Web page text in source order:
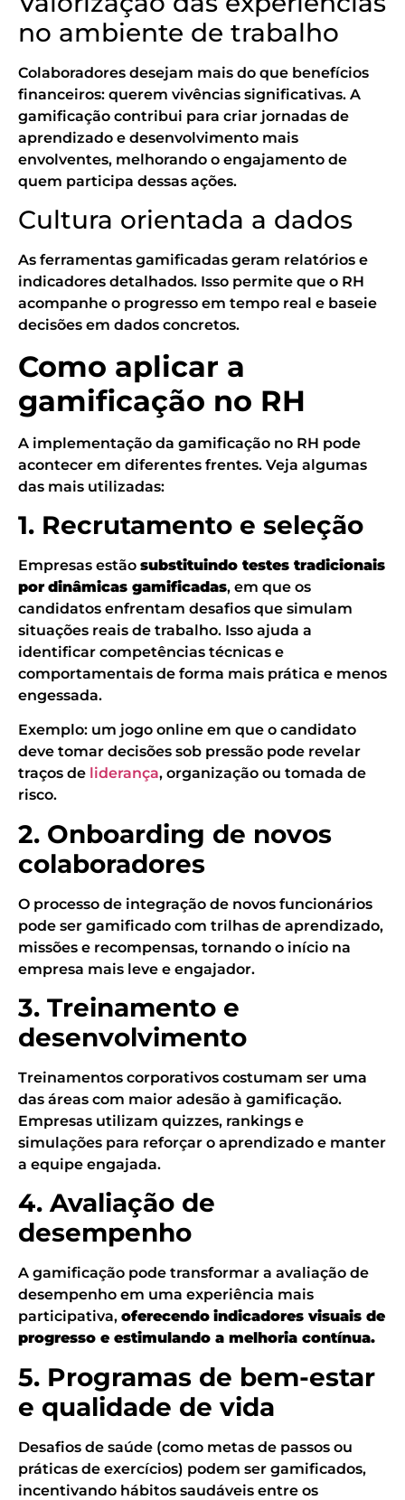
no ambiente de trabalho
Colaboradores desejam mais do que benefícios
financeiros: querem vivências significativas. A
gamificação contribui para criar jornadas de
aprendizado e desenvolvimento mais
envolventes, melhorando o engajamento de
quem participa dessas ações.
Cultura orientada a dados
As ferramentas gamificadas geram relatórios e
indicadores detalhados. Isso permite que o RH
acompanhe o progresso em tempo real e baseie
decisões em dados concretos.
Como aplicar a
gamificação no RH
A implementação da gamificação no RH pode
acontecer em diferentes frentes. Veja algumas
das mais utilizadas:
1. Recrutamento e seleção
Empresas estão substituindo testes tradicionais
por dinâmicas gamificadas, em que os
candidatos enfrentam desafios que simulam
situações reais de trabalho. Isso ajuda a
identificar competências técnicas e
comportamentais de forma mais prática e menos
engessada.
Exemplo: um jogo online em que o candidato
deve tomar decisões sob pressão pode revelar
traços de liderança, organização ou tomada de
risco.
2. Onboarding de novos
colaboradores
O processo de integração de novos funcionários
pode ser gamificado com trilhas de aprendizado,
missões e recompensas, tornando o início na
empresa mais leve e engajador.
3. Treinamento e
desenvolvimento
Treinamentos corporativos costumam ser uma
das áreas com maior adesão à gamificação.
Empresas utilizam quizzes, rankings e
simulações para reforçar o aprendizado e manter
a equipe engajada.
4. Avaliação de
desempenho
A gamificação pode transformar a avaliação de
desempenho em uma experiência mais
participativa, oferecendo indicadores visuais de
progresso e estimulando a melhoria contínua.
5. Programas de bem-estar
e qualidade de vida
Desafios de saúde (como metas de passos ou
práticas de exercícios) podem ser gamificados,
incentivando hábitos saudáveis entre os